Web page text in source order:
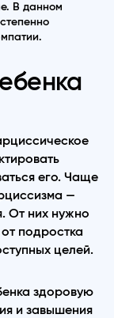
В данном
его. Чаще
—
От них нужно
подростка
целей.
здоровую
и завышения